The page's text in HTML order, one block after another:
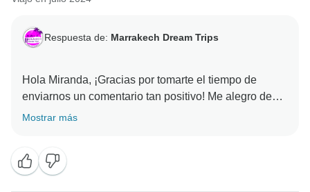
Respuesta de: Marrakech Dream Trips
Hola Miranda, ¡Gracias por tomarte el tiempo de
enviarnos un comentario tan positivo! Me alegro de
que disfrutaras de tu estancia con nosotros en
Mostrar más